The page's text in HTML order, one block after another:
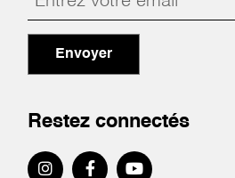
Envoyer
Restez connectés